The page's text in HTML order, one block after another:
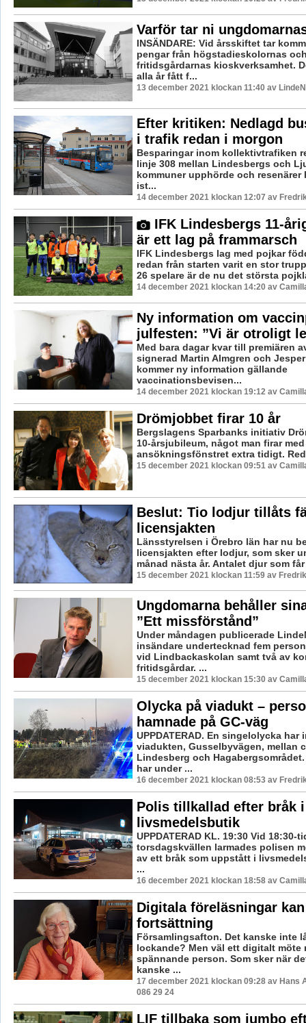
Varför tar ni
INSÄNDARE: Vid årsskiftet tar
pengar från högstadieskolornas
fritidsgårdarnas kioskverksamhet.
alla år fått f...
13 december 2021 klockan 11:40 av
Efter kritiken: Nedlagd
i trafik redan i morgon
Besparingar inom kollektivtrafiken
linje 308 mellan Lindesbergs och
kommuner upphörde och resenärer
ist...
14 december 2021 klockan 12:07 av
IFK Lindesbergs 11-
är ett lag på frammarsch
IFK Lindesbergs lag med pojkar
redan från starten varit en stor
26 spelare är de nu det största
14 december 2021 klockan 14:20 av
Ny information om
julfesten: ”Vi är otroligt
Med bara dagar kvar till premiären
signerad Martin Almgren och
kommer ny information gällande
vaccinationsbevisen...
14 december 2021 klockan 19:12 av
Drömjobbet firar 10 år
Bergslagens Sparbanks initiativ
10-årsjubileum, något man firar
ansökningsfönstret extra tidigt.
15 december 2021 klockan 09:51 av
Beslut: Tio lodjur tillåts
licensjakten
Länsstyrelsen i Örebro län har nu
licensjakten efter lodjur, som sker
månad nästa år. Antalet djur som
15 december 2021 klockan 11:59 av
Ungdomarna behåller
”Ett missförstånd”
Under måndagen publicerade
insändare undertecknad fem
vid Lindbackaskolan samt två av
fritidsgårdar. ...
15 december 2021 klockan 15:30 av
Olycka på viadukt –
hamnade på GC-väg
UPPDATERAD. En singelolycka har
viadukten, Gusselbyvägen, mellan
Lindesberg och
har under ...
16 december 2021 klockan 08:53 av
Polis tillkallad efter bråk i
livsmedelsbutik
UPPDATERAD KL. 19:30 Vid 18:30-
torsdagskvällen larmades polisen
av ett bråk som uppstått i
...
16 december 2021 klockan 18:58 av
Digitala föreläsningar
fortsättning
Församlingsafton. Det kanske inte
lockande? Men väl ett digitalt möte
spännande person. Som sker när
kanske ...
17 december 2021 klockan 09:28 av Hans
086 29 24
LIF tillbaka som jumbo